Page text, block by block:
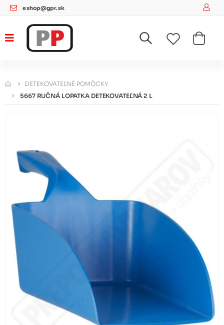
eshop@gpr.sk
DETEKOVATEĽNÉ POMÔCKY
5667 RUČNÁ LOPATKA DETEKOVATEĽNÁ 2 L